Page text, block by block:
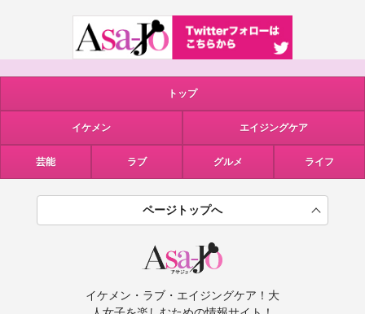
トップ
イケメン エイジングケア
芸能 ラブ グルメ ライフ
ページトップへ
イケメン・ラブ・エイジングケア！大